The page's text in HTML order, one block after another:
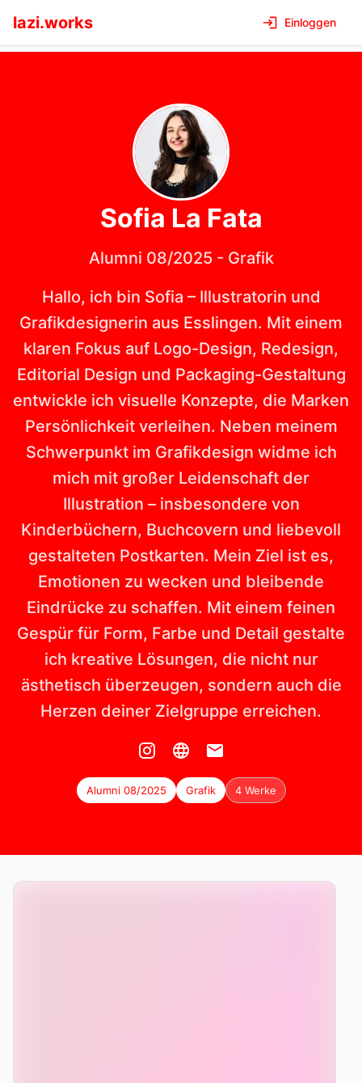
lazi.works Einloggen
Sofia La Fata
Alumni 08/2025- Grafik
Hallo, ich bin Sofia – Illustratorin und
Grafikdesignerin aus Esslingen. Mit einem
klaren Fokus auf Logo-Design, Redesign,
Editorial Design und Packaging-Gestaltung
entwickle ich visuelle Konzepte, die Marken
Persönlichkeit verleihen. Neben meinem
Schwerpunkt im Grafikdesign widme ich
mich mit großer Leidenschaft der
Illustration – insbesondere von
Kinderbüchern, Buchcovern und liebevoll
gestalteten Postkarten. Mein Ziel ist es,
Emotionen zu wecken und bleibende
Eindrücke zu schaffen. Mit einem feinen
Gespür für Form, Farbe und Detail gestalte
ich kreative Lösungen, die nicht nur
ästhetisch überzeugen, sondern auch die
Herzen deiner Zielgruppe erreichen.
Alumni 08/2025 Grafik 4 Werke